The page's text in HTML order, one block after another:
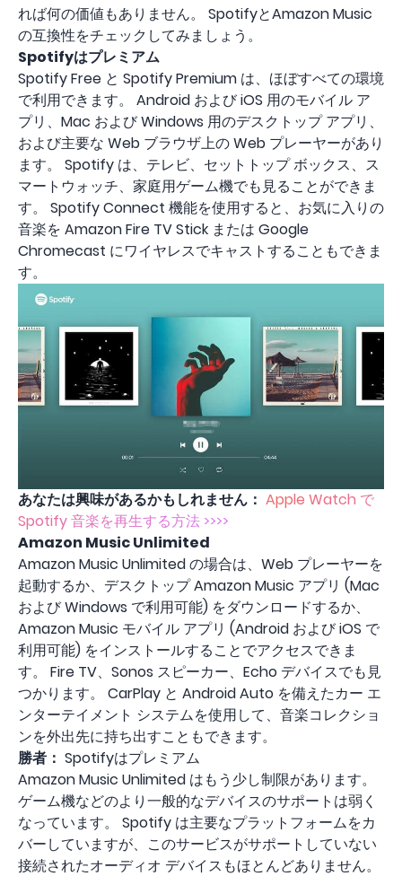
れば何の価値もありません。 SpotifyとAmazon Music
の互換性をチェックしてみましょう。
Spotifyはプレミアム
Spotify Free と Spotify Premium は、ほぼすべての環境
で利用できます。 Android および iOS 用のモバイル ア
プリ、Mac および Windows 用のデスクトップ アプリ、
および主要な Web ブラウザ上の Web プレーヤーがあり
ます。 Spotify は、テレビ、セットトップ ボックス、ス
マートウォッチ、家庭用ゲーム機でも見ることができま
す。 Spotify Connect 機能を使用すると、お気に入りの
音楽を Amazon Fire TV Stick または Google
Chromecast にワイヤレスでキャストすることもできま
す。
あなたは興味があるかもしれません： Apple Watch で
Spotify 音楽を再生する方法 >>>>
Amazon Music Unlimited
Amazon Music Unlimited の場合は、Web プレーヤーを
起動するか、デスクトップ Amazon Music アプリ (Mac
および Windows で利用可能) をダウンロードするか、
Amazon Music モバイル アプリ (Android および iOS で
利用可能) をインストールすることでアクセスできま
す。 Fire TV、Sonos スピーカー、Echo デバイスでも見
つかります。 CarPlay と Android Auto を備えたカー エ
ンターテイメント システムを使用して、音楽コレクショ
ンを外出先に持ち出すこともできます。
勝者： Spotifyはプレミアム
Amazon Music Unlimited はもう少し制限があります。
ゲーム機などのより一般的なデバイスのサポートは弱く
なっています。 Spotify は主要なプラットフォームをカ
バーしていますが、このサービスがサポートしていない
接続されたオーディオ デバイスもほとんどありません。